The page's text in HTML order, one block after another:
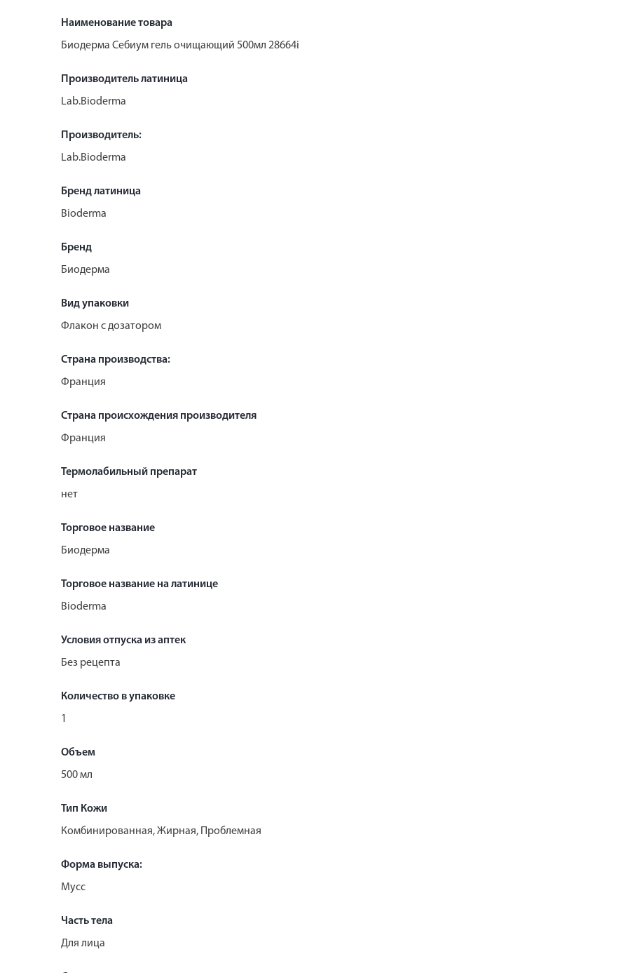
Наименование товара
Биодерма Себиум гель очищающий 500мл 28664i
Производитель латиница
Lab.Bioderma
Производитель:
Lab.Bioderma
Бренд латиница
Bioderma
Бренд
Биодерма
Вид упаковки
Флакон с дозатором
Страна производства:
Франция
Страна происхождения производителя
Франция
Термолабильный препарат
нет
Торговое название
Биодерма
Торговое название на латинице
Bioderma
Условия отпуска из аптек
Без рецепта
Количество в упаковке
1
Объем
500 мл
Тип Кожи
Комбинированная, Жирная, Проблемная
Форма выпуска:
Мусс
Часть тела
Для лица